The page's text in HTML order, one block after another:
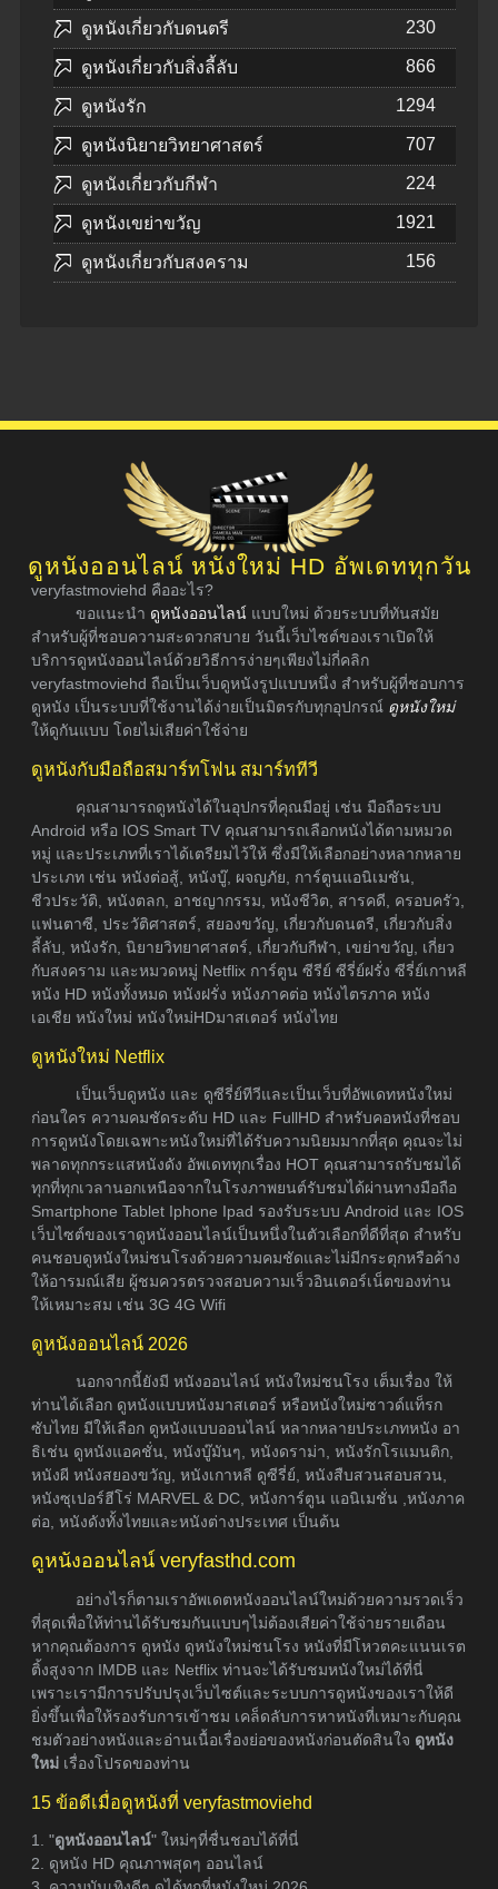
ดูหนังเกี่ยวกับดนตรี 230
ดูหนังเกี่ยวกับสิ่งลี้ลับ 866
ดูหนังรัก 1294
ดูหนังนิยายวิทยาศาสตร์ 707
ดูหนังเกี่ยวกับกีฬา 224
ดูหนังเขย่าขวัญ 1921
ดูหนังเกี่ยวกับสงคราม 156
ดูหนังออนไลน์ หนังใหม่ HD อัพเดททุกวัน
veryfastmoviehd คืออะไร?
ขอแนะนำ ดูหนังออนไลน์ แบบใหม่ ด้วยระบบที่ทันสมัย
สำหรับผู้ที่ชอบความสะดวกสบาย วันนี้เว็บไซต์ของเราเปิดให้
บริการดูหนังออนไลน์ด้วยวิธีการง่ายๆเพียงไม่กี่คลิก
veryfastmoviehd ถือเป็นเว็บดูหนังรูปแบบหนึ่ง สำหรับผู้ที่ชอบการ
ดูหนัง เป็นระบบที่ใช้งานได้ง่ายเป็นมิตรกับทุกอุปกรณ์ ดูหนังใหม่
ให้ดูกันแบบ โดยไม่เสียค่าใช้จ่าย
ดูหนังกับมือถือสมาร์ทโฟน สมาร์ททีวี
คุณสามารถดูหนังได้ในอุปกรที่คุณมีอยู่ เช่น มือถือระบบ
Android หรือ IOS Smart TV คุณสามารถเลือกหนังได้ตามหมวด
หมู่ และประเภทที่เราได้เตรียมไว้ให้ ซึ่งมีให้เลือกอย่างหลากหลาย
ประเภท เช่น หนังต่อสู้, หนังบู๊, ผจญภัย, การ์ตูนแอนิเมชัน,
ชีวประวัติ, หนังตลก, อาชญากรรม, หนังชีวิต, สารคดี, ครอบครัว,
แฟนตาซี, ประวัติศาสตร์, สยองขวัญ, เกี่ยวกับดนตรี, เกี่ยวกับสิ่ง
ลี้ลับ, หนังรัก, นิยายวิทยาศาสตร์, เกี่ยวกับกีฬา, เขย่าขวัญ, เกี่ยว
กับสงคราม และหมวดหมู่ Netflix การ์ตูน ซีรีย์ ซีรี่ย์ฝรั่ง ซีรี่ย์เกาหลี
หนัง HD หนังทั้งหมด หนังฝรั่ง หนังภาคต่อ หนังไตรภาค หนัง
เอเชีย หนังใหม่ หนังใหม่HDมาสเตอร์ หนังไทย
ดูหนังใหม่ Netflix
เป็นเว็บดูหนัง และ ดูซีรี่ย์ทีวีและเป็นเว็บที่อัพเดทหนังใหม่
ก่อนใคร ความคมชัดระดับ HD และ FullHD สำหรับคอหนังที่ชอบ
การดูหนังโดยเฉพาะหนังใหม่ที่ได้รับความนิยมมากที่สุด คุณจะไม่
พลาดทุกกระแสหนังดัง อัพเดททุกเรื่อง HOT คุณสามารถรับชมได้
ทุกที่ทุกเวลานอกเหนือจากในโรงภาพยนต์รับชมได้ผ่านทางมือถือ
Smartphone Tablet Iphone Ipad รองรับระบบ Android และ IOS
เว็บไซต์ของเราดูหนังออนไลน์เป็นหนึ่งในตัวเลือกที่ดีที่สุด สำหรับ
คนชอบดูหนังใหม่ชนโรงด้วยความคมชัดและไม่มีกระตุกหรือค้าง
ให้อารมณ์เสีย ผู้ชมควรตรวจสอบความเร็วอินเตอร์เน็ตของท่าน
ให้เหมาะสม เช่น 3G 4G Wifi
ดูหนังออนไลน์ 2026
นอกจากนี้ยังมี หนังออนไลน์ หนังใหม่ชนโรง เต็มเรื่อง ให้
ท่านได้เลือก ดูหนังแบบหนังมาสเตอร์ หรือหนังใหม่ซาวด์แท็รก
ซับไทย มีให้เลือก ดูหนังแบบออนไลน์ หลากหลายประเภทหนัง อา
ธิเช่น ดูหนังแอคชั่น, หนังบู๊มันๆ, หนังดราม่า, หนังรักโรแมนติก,
หนังผี หนังสยองขวัญ, หนังเกาหลี ดูซีรี่ย์, หนังสืบสวนสอบสวน,
หนังซุเปอร์ฮีโร่ MARVEL & DC, หนังการ์ตูน แอนิเมชั่น ,หนังภาค
ต่อ, หนังดังทั้งไทยและหนังต่างประเทศ เป็นต้น
ดูหนังออนไลน์ veryfasthd.com
อย่างไรก็ตามเราอัพเดตหนังออนไลน์ใหม่ด้วยความรวดเร็ว
ที่สุดเพื่อให้ท่านได้รับชมกันแบบๆไม่ต้องเสียค่าใช้จ่ายรายเดือน
หากคุณต้องการ ดูหนัง ดูหนังใหม่ชนโรง หนังที่มีโหวตคะแนนเรต
ติ้งสูงจาก IMDB และ Netflix ท่านจะได้รับชมหนังใหม่ได้ที่นี่
เพราะเรามีการปรับปรุงเว็บไซต์และระบบการดูหนังของเราให้ดี
ยิ่งขึ้นเพื่อให้รองรับการเข้าชม เคล็ดลับการหาหนังที่เหมาะกับคุณ
ชมตัวอย่างหนังและอ่านเนื้อเรื่องย่อของหนังก่อนตัดสินใจ ดูหนัง
ใหม่ เรื่องโปรดของท่าน
15 ข้อดีเมื่อดูหนังที่ veryfastmoviehd
1. "ดูหนังออนไลน์" ใหม่ๆที่ชื่นชอบได้ที่นี่
2. ดูหนัง HD คุณภาพสุดๆ ออนไลน์